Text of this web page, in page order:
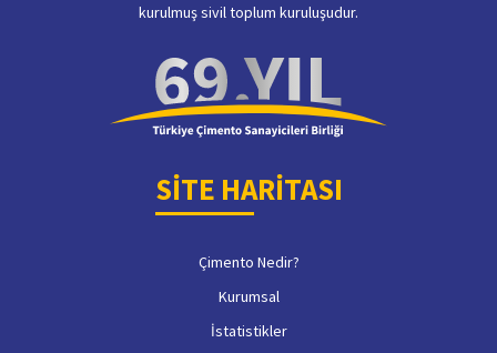
kurulmuş sivil toplum kuruluşudur.
SİTE HARİTASI
Çimento Nedir?
Kurumsal
İstatistikler